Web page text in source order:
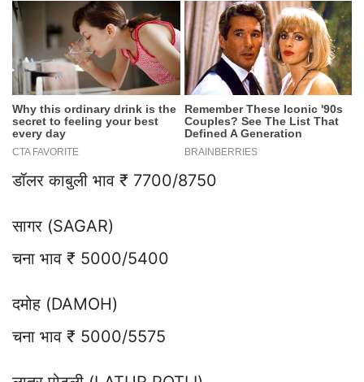
डॉलर काबुली भाव ₹ 7700/8750
सागर (SAGAR)
चना भाव ₹ 5000/5400
दमोह (DAMOH)
चना भाव ₹ 5000/5575